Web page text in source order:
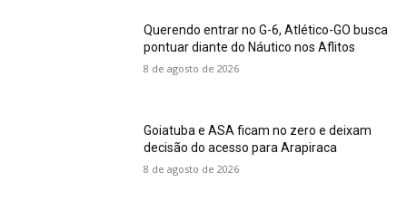
Querendo entrar no G-6, Atlético-GO busca
pontuar diante do Náutico nos Aflitos
8 de agosto de 2026
Goiatuba e ASA ficam no zero e deixam
decisão do acesso para Arapiraca
8 de agosto de 2026